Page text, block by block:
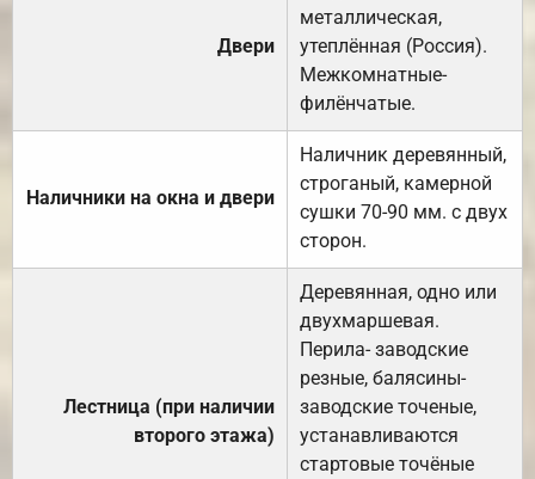
Двери
металлическая,
утеплённая (Россия).
Межкомнатные-
филёнчатые.
Наличники на окна и двери
Наличник деревянный,
строганый, камерной
сушки 70-90 мм. с двух
сторон.
Лестница (при наличии
второго этажа)
Деревянная, одно или
двухмаршевая.
Перила- заводские
резные, балясины-
заводские точеные,
устанавливаются
стартовые точёные